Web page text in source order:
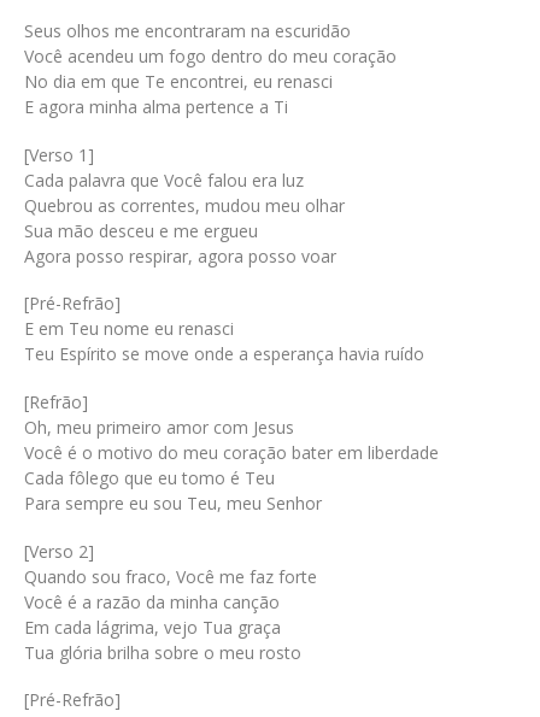
Seus olhos me encontraram na escuridão
Você acendeu um fogo dentro do meu coração
No dia em que Te encontrei, eu renasci
E agora minha alma pertence a Ti
[Verso 1]
Cada palavra que Você falou era luz
Quebrou as correntes, mudou meu olhar
Sua mão desceu e me ergueu
Agora posso respirar, agora posso voar
[Pré-Refrão]
E em Teu nome eu renasci
Teu Espírito se move onde a esperança havia ruído
[Refrão]
Oh, meu primeiro amor com Jesus
Você é o motivo do meu coração bater em liberdade
Cada fôlego que eu tomo é Teu
Para sempre eu sou Teu, meu Senhor
[Verso 2]
Quando sou fraco, Você me faz forte
Você é a razão da minha canção
Em cada lágrima, vejo Tua graça
Tua glória brilha sobre o meu rosto
[Pré-Refrão]